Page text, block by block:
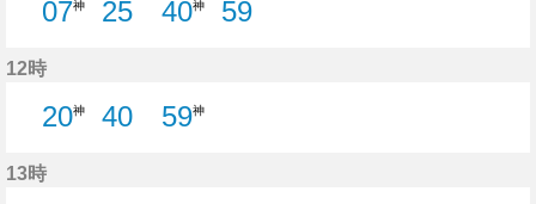
07神
25
40神
59
12時
20神
40
59神
13時